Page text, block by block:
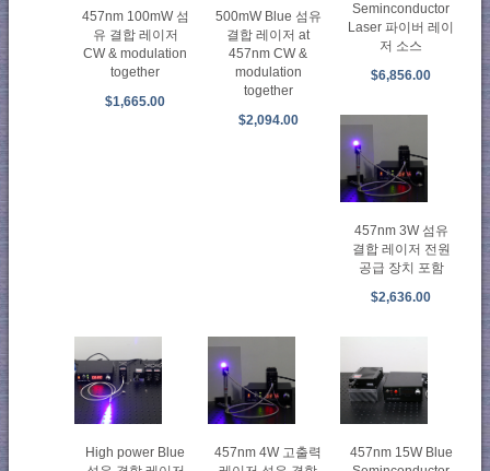
457nm 100mW 섬
유 결합 레이저
CW & modulation
together
$1,665.00
500mW Blue 섬유
결합 레이저 at
457nm CW &
modulation
together
$2,094.00
Seminconductor
Laser 파이버 레이
저 소스
$6,856.00
457nm 3W 섬유
결합 레이저 전원
공급 장치 포함
$2,636.00
High power Blue
457nm 4W 고출력
457nm 15W Blue